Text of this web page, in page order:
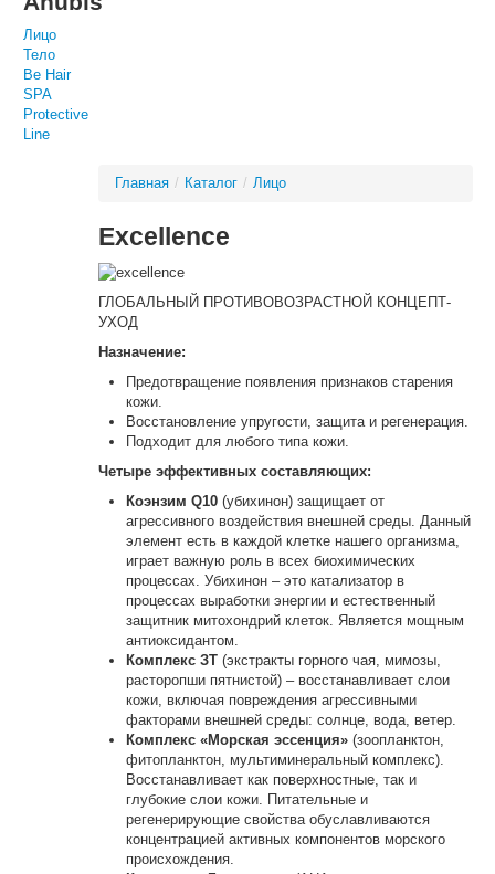
Лицо
Тело
Be Hair
SPA
Protective
Line
Главная / Каталог / Лицо
Excellence
ГЛОБАЛЬНЫЙ ПРОТИВОВОЗРАСТНОЙ КОНЦЕПТ-
УХОД
Назначение:
Предотвращение появления признаков старения
кожи.
Восстановление упругости, защита и регенерация.
Подходит для любого типа кожи.
Четыре эффективных составляющих:
Коэнзим Q10 (убихинон) защищает от
агрессивного воздействия внешней среды. Данный
элемент есть в каждой клетке нашего организма,
играет важную роль в всех биохимических
процессах. Убихинон – это катализатор в
процессах выработки энергии и естественный
защитник митохондрий клеток. Является мощным
антиоксидантом.
Комплекс ЗТ (экстракты горного чая, мимозы,
расторопши пятнистой) – восстанавливает слои
кожи, включая повреждения агрессивными
факторами внешней среды: солнце, вода, ветер.
Комплекс «Морская эссенция» (зоопланктон,
фитопланктон, мультиминеральный комплекс).
Восстанавливает как поверхностные, так и
глубокие слои кожи. Питательные и
регенерирующие свойства обуславливаются
концентрацией активных компонентов морского
происхождения.